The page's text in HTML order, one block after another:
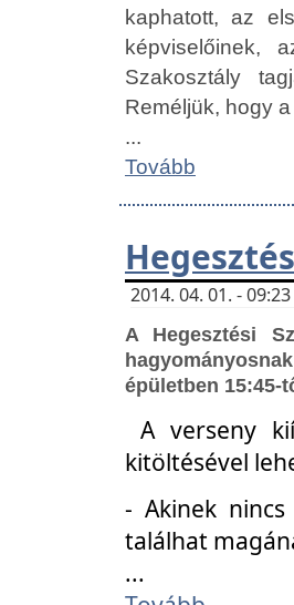
kaphatott, az
képviselőinek,
Szakosztály
Reméljük, hogy
...
Tovább
2014. 04. 01. -
A Hegesztési
épületben 15:45-
A verseny
kitöltésével
- Akinek
találhat
...